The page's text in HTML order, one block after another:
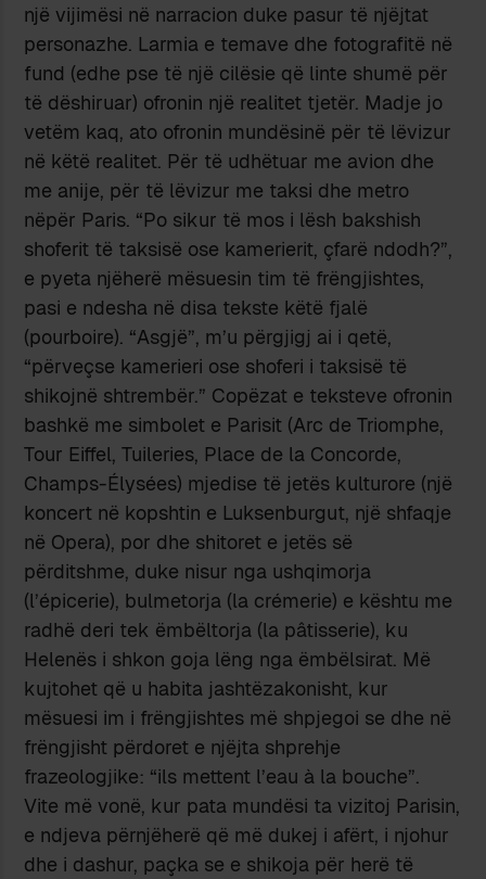
një vijimësi në narracion duke pasur të njëjtat
personazhe. Larmia e temave dhe fotografitë në
fund (edhe pse të një cilësie që linte shumë për
të dëshiruar) ofronin një realitet tjetër. Madje jo
vetëm kaq, ato ofronin mundësinë për të lëvizur
në këtë realitet. Për të udhëtuar me avion dhe
me anije, për të lëvizur me taksi dhe metro
nëpër Paris. “Po sikur të mos i lësh bakshish
shoferit të taksisë ose kamerierit, çfarë ndodh?”,
e pyeta njëherë mësuesin tim të frëngjishtes,
pasi e ndesha në disa tekste këtë fjalë
(pourboire). “Asgjë”, m’u përgjigj ai i qetë,
“përveçse kamerieri ose shoferi i taksisë të
shikojnë shtrembër.” Copëzat e teksteve ofronin
bashkë me simbolet e Parisit (Arc de Triomphe,
Tour Eiffel, Tuileries, Place de la Concorde,
Champs-Élysées) mjedise të jetës kulturore (një
koncert në kopshtin e Luksenburgut, një shfaqje
në Opera), por dhe shitoret e jetës së
përditshme, duke nisur nga ushqimorja
(l’épicerie), bulmetorja (la crémerie) e kështu me
radhë deri tek ëmbëltorja (la pâtisserie), ku
Helenës i shkon goja lëng nga ëmbëlsirat. Më
kujtohet që u habita jashtëzakonisht, kur
mësuesi im i frëngjishtes më shpjegoi se dhe në
frëngjisht përdoret e njëjta shprehje
frazeologjike: “ils mettent l’eau à la bouche”.
Vite më vonë, kur pata mundësi ta vizitoj Parisin,
e ndjeva përnjëherë që më dukej i afërt, i njohur
dhe i dashur, paçka se e shikoja për herë të